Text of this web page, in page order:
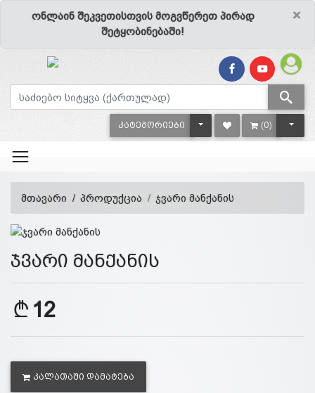
×
ონლაინ შეკვეთისთვის მოგვწერეთ პირად
შეტყობინებაში!
ᲙᲐᲢᲔᲒᲝᲠᲘᲔᲑᲘ TOGGLE DROPDOWN
(0)
მთავარი პროდუქცია ჯვარი მანქანის
ჯვარი მანქანის
12
ᲙᲐᲚᲐᲗᲐᲨᲘ ᲓᲐᲛᲐᲢᲔᲑᲐ